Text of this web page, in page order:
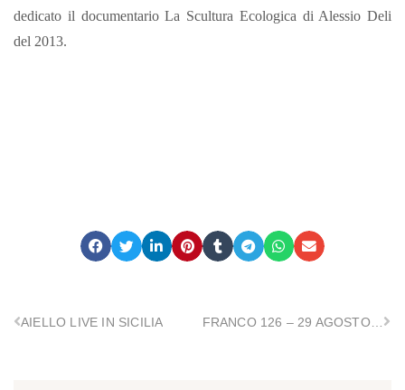
dedicato il documentario La Scultura Ecologica di Alessio Deli
del 2013.
AIELLO LIVE IN SICILIA